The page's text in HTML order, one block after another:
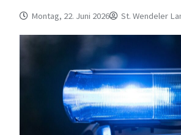
Montag, 22. Juni 2026 St. Wendeler